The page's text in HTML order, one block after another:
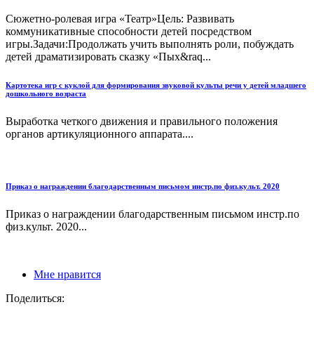
Сюжетно-ролевая игра «Театр»Цель: Развивать
коммуникативные способности детей посредством
игры.Задачи:Продолжать учить выполнять роли, побуждать
детей драматизировать сказку «Пых&raq...
Картотека игр с куклой для формирования звуковой культы речи у детей младшего
дошкольного возраста
Выработка четкого движения и правильного положения
органов артикуляционного аппарата....
Приказ о награждении благодарственным письмом инстр.по физ.культ. 2020
Приказ о награждении благодарственным письмом инстр.по
физ.культ. 2020...
Мне нравится
Поделиться: